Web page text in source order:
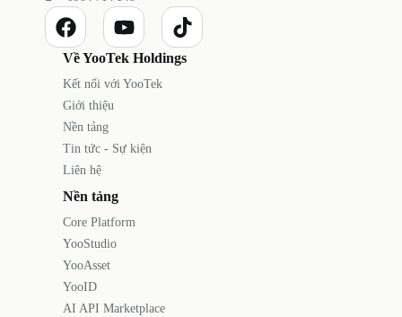
Về YooTek Holdings
Kết nối với YooTek
Giới thiệu
Nền tảng
Tin tức - Sự kiện
Liên hệ
Nền tảng
Core Platform
YooStudio
YooAsset
YooID
AI API Marketplace